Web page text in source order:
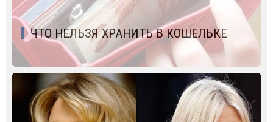
ЧТО НЕЛЬЗЯ ХРАНИТЬ В КОШЕЛЬКЕ